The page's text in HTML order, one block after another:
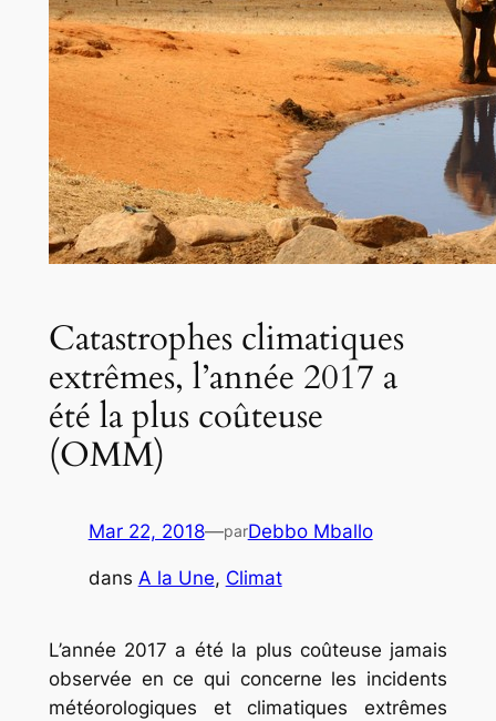
Catastrophes climatiques
extrêmes, l’année 2017 a
été la plus coûteuse
(OMM)
Mar 22, 2018—parDebbo Mballo
dans A la Une, Climat
L’année 2017 a été la plus coûteuse jamais
observée en ce qui concerne les incidents
météorologiques et climatiques extrêmes